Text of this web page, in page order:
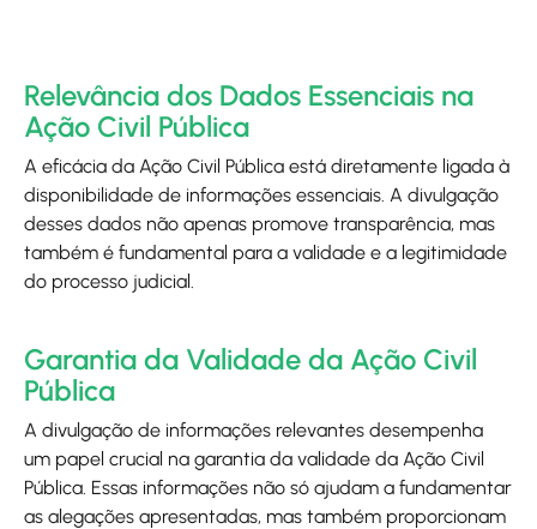
Relevância dos Dados Essenciais na
Ação Civil Pública
A eficácia da Ação Civil Pública está diretamente ligada à
disponibilidade de informações essenciais. A divulgação
desses dados não apenas promove transparência, mas
também é fundamental para a validade e a legitimidade
do processo judicial.
Garantia da Validade da Ação Civil
Pública
A divulgação de informações relevantes desempenha
um papel crucial na garantia da validade da Ação Civil
Pública. Essas informações não só ajudam a fundamentar
as alegações apresentadas, mas também proporcionam